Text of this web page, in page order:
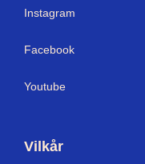
Instagram
Facebook
Youtube
Vilkår